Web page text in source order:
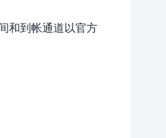
和到帐通道以官方